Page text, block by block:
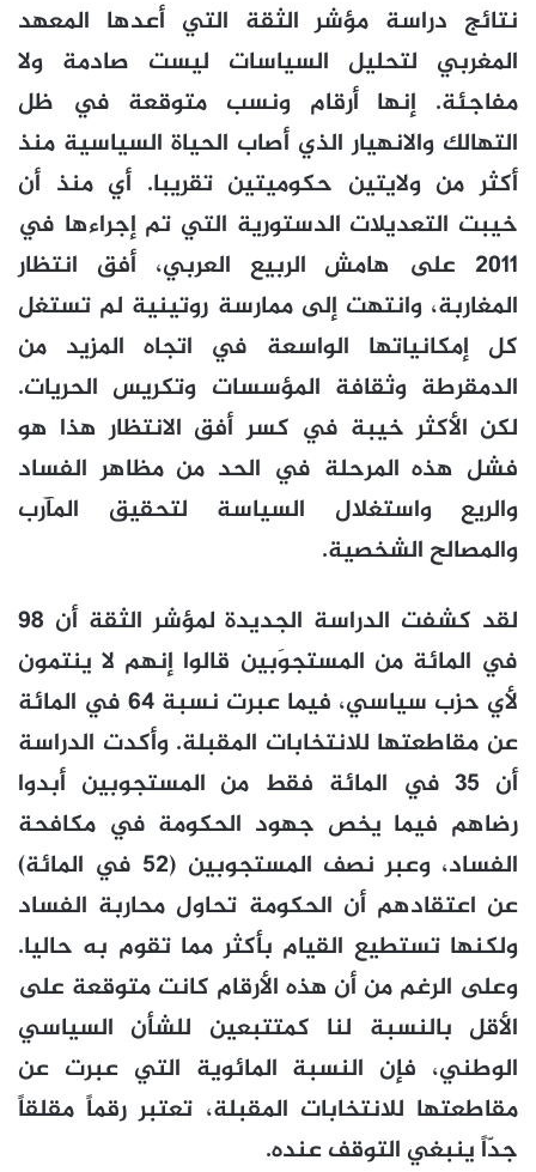
نتائج دراسة مؤشر الثقة التي أعدها المعهد
المغربي لتحليل السياسات ليست صادمة ولا
مفاجئة. إنها أرقام ونسب متوقعة في ظل
التهالك والانهيار الذي أصاب الحياة السياسية منذ
أكثر من ولايتين حكوميتين تقريبا. أي منذ أن
خيبت التعديلات الدستورية التي تم إجراءها في
2011 على هامش الربيع العربي، أفق انتظار
المغاربة، وانتهت إلى ممارسة روتينية لم تستغل
كل إمكانياتها الواسعة في اتجاه المزيد من
الدمقرطة وثقافة المؤسسات وتكريس الحريات.
لكن الأكثر خيبة في كسر أفق الانتظار هذا هو
فشل هذه المرحلة في الحد من مظاهر الفساد
والريع واستغلال السياسة لتحقيق المآرب
والمصالح الشخصية.
لقد كشفت الدراسة الجديدة لمؤشر الثقة أن 98
في المائة من المستجوَبين قالوا إنهم لا ينتمون
لأي حزب سياسي، فيما عبرت نسبة 64 في المائة
عن مقاطعتها للانتخابات المقبلة. وأكدت الدراسة
أن 35 في المائة فقط من المستجوبين أبدوا
رضاهم فيما يخص جهود الحكومة في مكافحة
الفساد، وعبر نصف المستجوبين (52 في المائة)
عن اعتقادهم أن الحكومة تحاول محاربة الفساد
ولكنها تستطيع القيام بأكثر مما تقوم به حاليا.
وعلى الرغم من أن هذه الأرقام كانت متوقعة على
الأقل بالنسبة لنا كمتتبعين للشأن السياسي
الوطني، فإن النسبة المائوية التي عبرت عن
مقاطعتها للانتخابات المقبلة، تعتبر رقماً مقلقاً
جدّاً ينبغي التوقف عنده.